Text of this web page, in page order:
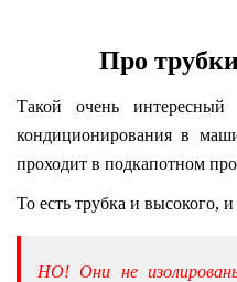
Про
Такой очень
кондиционирования в
проходит в подкапотном
То есть трубка и высокого,
НО! Они не